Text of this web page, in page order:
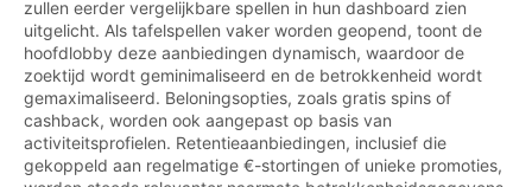
zullen eerder vergelijkbare spellen in hun dashboard zien
uitgelicht. Als tafelspellen vaker worden geopend, toont de
hoofdlobby deze aanbiedingen dynamisch, waardoor de
zoektijd wordt geminimaliseerd en de betrokkenheid wordt
gemaximaliseerd. Beloningsopties, zoals gratis spins of
cashback, worden ook aangepast op basis van
activiteitsprofielen. Retentieaanbiedingen, inclusief die
gekoppeld aan regelmatige €-stortingen of unieke promoties,